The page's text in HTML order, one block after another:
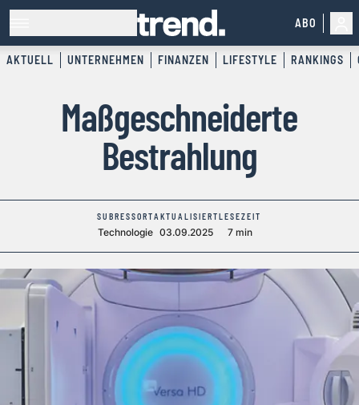
ABO
AKTUELL UNTERNEHMEN FINANZEN LIFESTYLE RANKINGS
Maßgeschneiderte
Bestrahlung
SUBRESSORT
Technologie
AKTUALISIERT
03.09.2025
LESEZEIT
7 min